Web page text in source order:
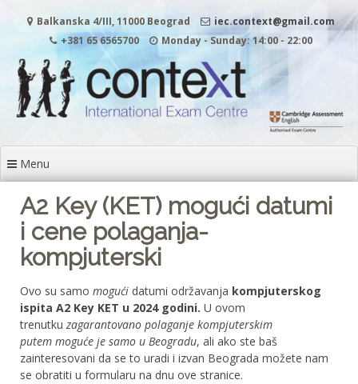
Balkanska 4/III, 11000 Beograd
iec.context@gmail.com
+381 65 6565700
Monday - Sunday: 14:00 - 22:00
Menu
A2 Key (KET) mogući datumi
i cene polaganja-
kompjuterski
Ovo su samo mogući datumi održavanja kompjuterskog
ispita A2 Key KET u 2024 godini. U ovom
trenutku zagarantovano polaganje kompjuterskim
putem moguće je samo u Beogradu, ali ako ste baš
zainteresovani da se to uradi i izvan Beograda možete nam
se obratiti u formularu na dnu ove stranice.